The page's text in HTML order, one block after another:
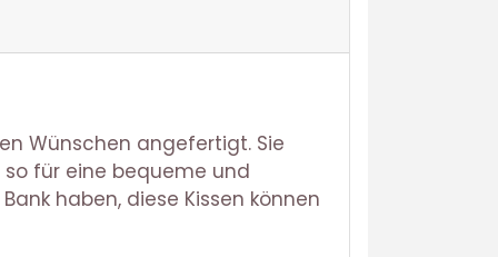
Wünschen angefertigt. Sie
so für eine bequeme und
haben, diese Kissen können